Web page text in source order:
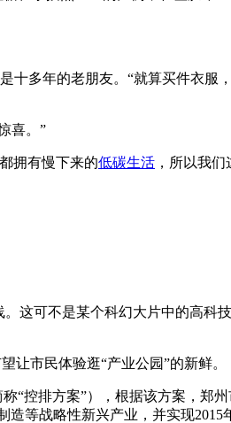
十多年的老朋友。“就算买件衣服
喜。”
拥有慢下来的低碳生活 ，所以我
这可不是某个科幻大片中的高科
让市民体验逛“产业公园”的新鲜。
“控排方案”），根据该方案，郑
造等战略性新兴产业，并实现